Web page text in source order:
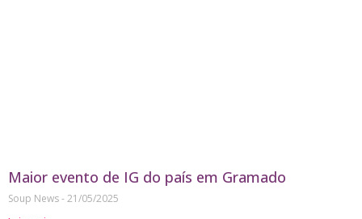
Maior evento de IG do país em Gramado
Soup News 21/05/2025